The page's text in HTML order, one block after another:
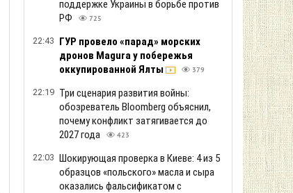
поддержке Украины в борьбе против
РФ
725
22:43 ГУР провело «парад» морских
дронов Magura у побережья
оккупированной Ялты
379
22:19 Три сценария развития войны:
обозреватель Bloomberg объяснил,
почему конфликт затягивается до
2027 года
423
22:03 Шокирующая проверка в Киеве: 4 из 5
образцов «польского» масла и сыра
оказались фальсификатом с